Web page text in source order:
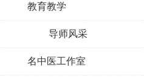
教育教学
导师风采
名中医工作室